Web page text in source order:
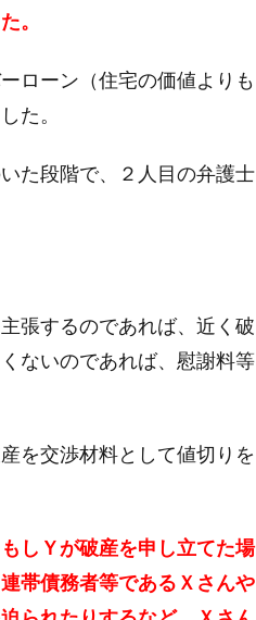
。
ローン（住宅の価値よりも
た。
た段階で、２人目の弁護士
張するのであれば、 近く破
ないのであれば、 慰謝料等
を交渉材料として値切りを
もしＹが破産を申し立てた場
連帯債務者等であるＸさんや